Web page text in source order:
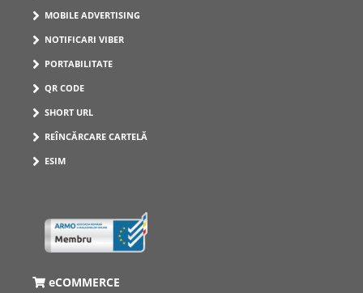
MOBILE ADVERTISING
NOTIFICARI VIBER
PORTABILITATE
QR CODE
SHORT URL
REÎNCĂRCARE CARTELĂ
ESIM
eCOMMERCE